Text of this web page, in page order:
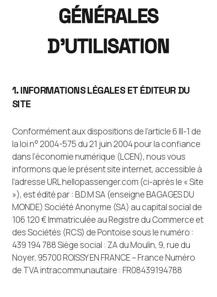
GÉNÉRALES
D'UTILISATION
1. INFORMATIONS LÉGALES ET ÉDITEUR DU
SITE
Conformément aux dispositions de l’article 6 III-1 de
la loi n° 2004-575 du 21 juin 2004 pour la confiance
dans l’économie numérique (LCEN), nous vous
informons que le présent site internet, accessible à
l’adresse URL hellopassenger.com (ci-après le « Site
»), est édité par : B.D.M SA (enseigne BAGAGES DU
MONDE) Société Anonyme (SA) au capital social de
106 120 € Immatriculée au Registre du Commerce et
des Sociétés (RCS) de Pontoise sous le numéro :
439 194 788 Siège social : ZA du Moulin, 9, rue du
Noyer, 95700 ROISSY EN FRANCE – France Numéro
de TVA intracommunautaire : FR08439194788